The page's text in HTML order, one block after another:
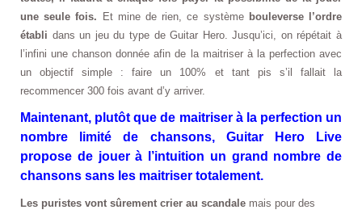
une seule fois. Et mine de rien, ce système bouleverse l’ordre
établi dans un jeu du type de Guitar Hero. Jusqu’ici, on répétait à
l’infini une chanson donnée afin de la maitriser à la perfection avec
un objectif simple : faire un 100% et tant pis s’il fallait la
recommencer 300 fois avant d’y arriver.
Maintenant, plutôt que de maitriser à la perfection un
nombre limité de chansons, Guitar Hero Live
propose de jouer à l’intuition un grand nombre de
chansons sans les maitriser totalement.
Les puristes vont sûrement crier au scandale mais pour des